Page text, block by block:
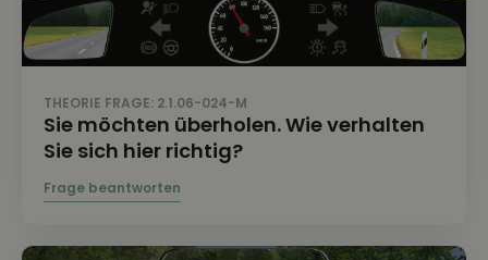
THEORIE FRAGE: 2.1.06-024-M
Sie möchten überholen. Wie verhalten
Sie sich hier richtig?